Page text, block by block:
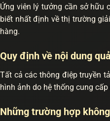
Ứng viên lý tưởng cần sở hữu
biết nhất định về thị trường
hàng.
Quy định về nội dung
Tất cả các thông điệp truyền
hình ảnh do hệ thống cung
Những trường hợp